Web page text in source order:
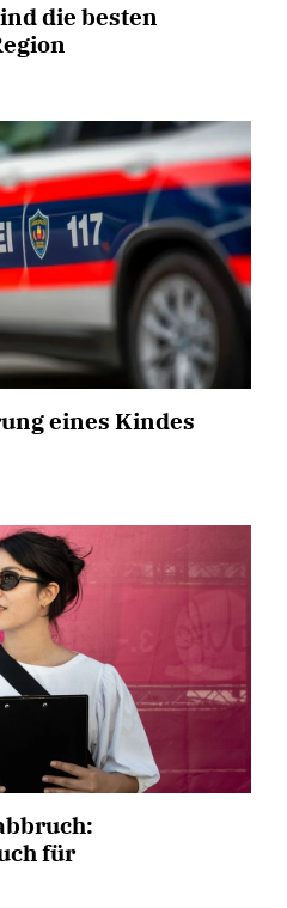
die besten
eines Kindes
für